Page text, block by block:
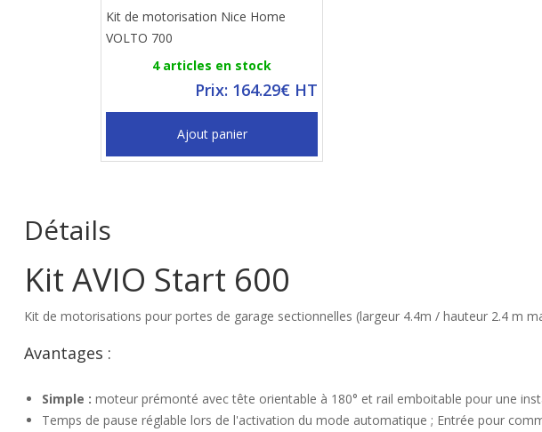
Kit de motorisation Nice Home
VOLTO 700
4 articles en stock
Prix: 164.29€ HT
Ajout panier
Détails
Kit AVIO Start 600
Kit de motorisations pour portes de garage sectionnelles (largeur 4.4m / hauteur 2.4 m
Avantages :
Simple : moteur prémonté avec tête orientable à 180° et rail emboitable pour une
Temps de pause réglable lors de l'activation du mode automatique ; Entrée pour